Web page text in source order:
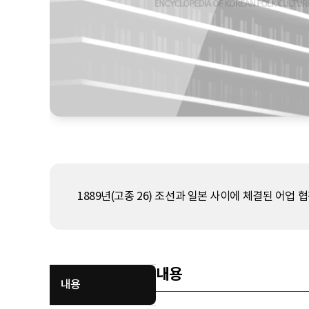
1889년(고종 26) 조선과 일본 사이에 체결된 어업
내용
내용